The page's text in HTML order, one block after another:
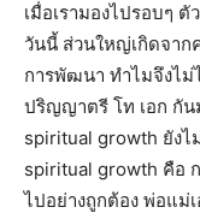
เมื่อเรามองไปรอบๆ
วันนี้ ส่วนใหญ่เกิดจาก
การพัฒนา ทำไมจึงไ
ปริญญาตรี โท เอก กัน
spiritual growth ยังไ
spiritual growth คือ
ไปอย่างถูกต้อง พ่อแม่